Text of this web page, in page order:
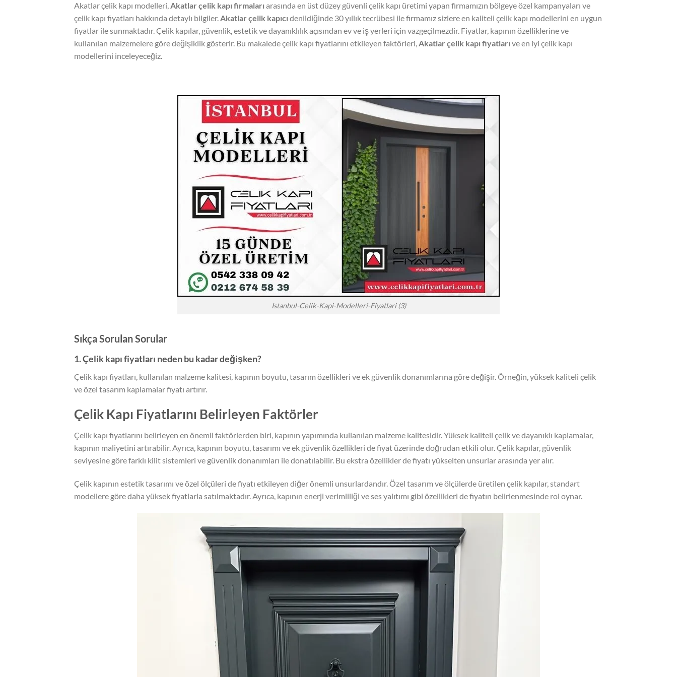
Akatlar çelik kapı modelleri, Akatlar çelik kapı firmaları arasında en üst düzey güvenli çelik kapı üretimi yapan firmamızın bölgeye özel kampanyaları ve
çelik kapı fiyatları hakkında detaylı bilgiler. Akatlar çelik kapıcı denildiğinde 30 yıllık tecrübesi ile firmamız sizlere en kaliteli çelik kapı modellerini en uygun
fiyatlar ile sunmaktadır. Çelik kapılar, güvenlik, estetik ve dayanıklılık açısından ev ve iş yerleri için vazgeçilmezdir. Fiyatlar, kapının özelliklerine ve
kullanılan malzemelere göre değişiklik gösterir. Bu makalede çelik kapı fiyatlarını etkileyen faktörleri, Akatlar çelik kapı fiyatları ve en iyi çelik kapı
modellerini inceleyeceğiz.
Istanbul-Celik-Kapi-Modelleri-Fiyatlari (3)
Sıkça Sorulan Sorular
1. Çelik kapı fiyatları neden bu kadar değişken?
Çelik kapı fiyatları, kullanılan malzeme kalitesi, kapının boyutu, tasarım özellikleri ve ek güvenlik donanımlarına göre değişir. Örneğin, yüksek kaliteli çelik
ve özel tasarım kaplamalar fiyatı artırır.
Çelik Kapı Fiyatlarını Belirleyen Faktörler
Çelik kapı fiyatlarını belirleyen en önemli faktörlerden biri, kapının yapımında kullanılan malzeme kalitesidir. Yüksek kaliteli çelik ve dayanıklı kaplamalar,
kapının maliyetini artırabilir. Ayrıca, kapının boyutu, tasarımı ve ek güvenlik özellikleri de fiyat üzerinde doğrudan etkili olur. Çelik kapılar, güvenlik
seviyesine göre farklı kilit sistemleri ve güvenlik donanımları ile donatılabilir. Bu ekstra özellikler de fiyatı yükselten unsurlar arasında yer alır.
Çelik kapının estetik tasarımı ve özel ölçüleri de fiyatı etkileyen diğer önemli unsurlardandır. Özel tasarım ve ölçülerde üretilen çelik kapılar, standart
modellere göre daha yüksek fiyatlarla satılmaktadır. Ayrıca, kapının enerji verimliliği ve ses yalıtımı gibi özellikleri de fiyatın belirlenmesinde rol oynar.